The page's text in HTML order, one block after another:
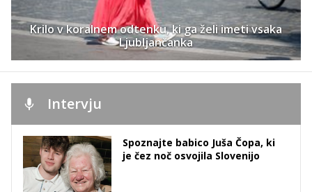
Krilo v koralnem odtenku, ki ga želi imeti vsaka
Ljubljančanka
Intervju
Spoznajte babico Juša Čopa, ki
je čez noč osvojila Slovenijo